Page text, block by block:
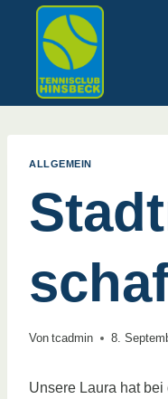
springen
ALLGEMEIN
Von tcadmin 8.
Unsere Laura hat